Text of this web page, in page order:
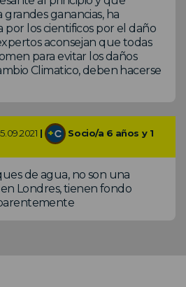
ganancias, ha
los cientificos por el daño
aconsejan que todas
para evitar los daños
Climatico, deben hacerse
|
Socio/a 6 años y 1
de agua, no son una
Londres, tienen fondo